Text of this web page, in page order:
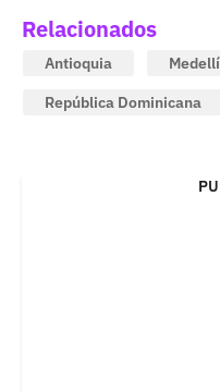
Relacionados
Antioquia
República Dominicana